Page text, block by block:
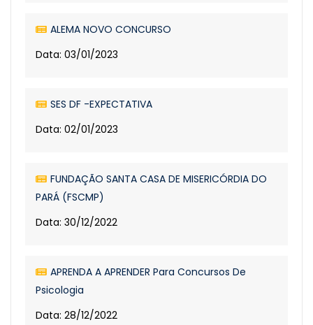
ALEMA NOVO CONCURSO
Data: 03/01/2023
SES DF -EXPECTATIVA
Data: 02/01/2023
FUNDAÇÃO SANTA CASA DE MISERICÓRDIA DO
PARÁ (FSCMP)
Data: 30/12/2022
APRENDA A APRENDER Para Concursos De
Psicologia
Data: 28/12/2022